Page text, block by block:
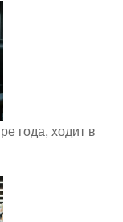
года, ходит в